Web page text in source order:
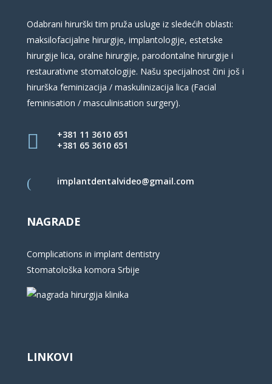
Odabrani hirurški tim pruža usluge iz sledećih oblasti:
maksilofacijalne hirurgije, implantologije, estetske
hirurgije lica, oralne hirurgije, parodontalne hirurgije i
restaurativne stomatologije. Našu specijalnost čini još i
hirurška feminizacija / maskulinizacija lica (Facial
feminisation / masculinisation surgery).
+381 11 3610 651
+381 65 3610 651
implantdentalvideo@gmail.com
NAGRADE
Complications in implant dentistry
Stomatološka komora Srbije
LINKOVI